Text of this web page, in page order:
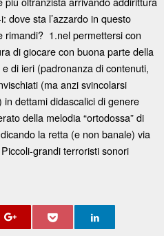
dove sta l’azzardo in questo
rimandi? 1.nel permettersi con
di giocare con buona parte della
di ieri (padronanza di contenuti,
(ma anzi svincolarsi
dettami didascalici di genere
della melodia “ortodossa” di
la retta (e non banale) via
grandi terroristi sonori